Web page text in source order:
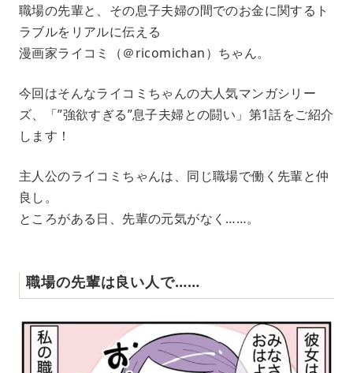
職場の先輩と、その息子夫婦の間でのお金に関するト
ラブルをリアルに伝える
漫画家ライコミ（＠ricomichan）ちゃん。
今回はそんなライコミちゃんの大人気マンガシリー
ズ、「”強欲すぎる”息子夫婦との闘い」第1話をご紹介
します！
主人公のライコミちゃんは、同じ職場で働く先輩と仲
良し。
ところがある日、先輩の元気がなく……。
職場の先輩は良い人で……